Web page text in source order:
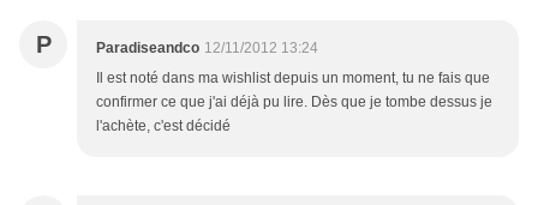
P Paradiseandco 12/11/2012 13:24
Il est noté dans ma wishlist depuis un moment, tu ne fais que
confirmer ce que j'ai déjà pu lire. Dès que je tombe dessus je
l'achète, c'est décidé